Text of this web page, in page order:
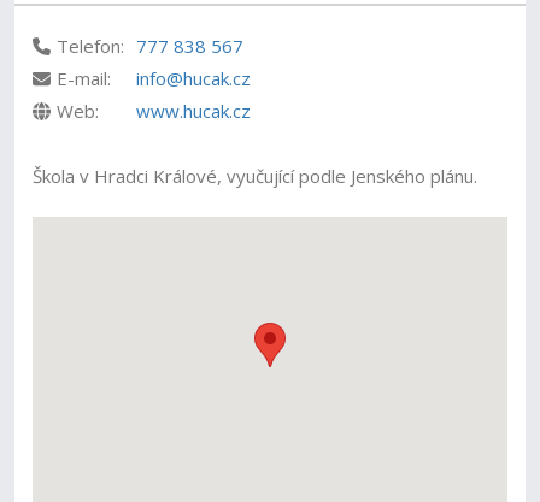
Telefon: 777 838 567
E-mail:
info@hucak.cz
Web:
www.hucak.cz
Škola v Hradci Králové, vyučující podle Jenského plánu.